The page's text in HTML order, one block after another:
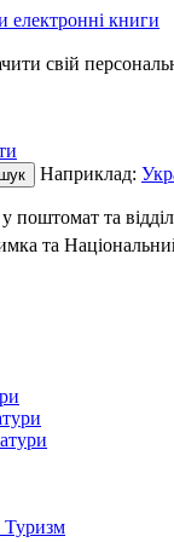
електронні книги
свій
Наприклад:
та
та
Туризм